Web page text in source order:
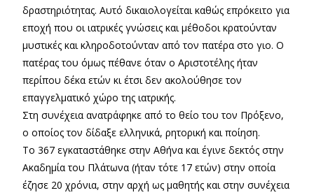
δραστηριότητας. Αυτό δικαιολογείται καθώς επρόκειτο για
εποχή που οι ιατρικές γνώσεις και μέθοδοι κρατούνταν
μυστικές και κληροδοτούνταν από τον πατέρα στο γιο. Ο
πατέρας του όμως πέθανε όταν ο Αριστοτέλης ήταν
περίπου δέκα ετών κι έτσι δεν ακολούθησε τον
επαγγελματικό χώρο της ιατρικής.
Στη συνέχεια ανατράφηκε από το θείο του τον Πρόξενο,
ο οποίος τον δίδαξε ελληνικά, ρητορική και ποίηση.
Το 367 εγκαταστάθηκε στην Αθήνα και έγινε δεκτός στην
Ακαδημία του Πλάτωνα (ήταν τότε 17 ετών) στην οποία
έζησε 20 χρόνια, στην αρχή ως μαθητής και στην συνέχεια